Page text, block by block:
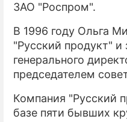
ЗАО "Роспром".
В 1996 году Ольга
"Русский продукт"
генерального
председателем
Компания "Русский
базе пяти бывших